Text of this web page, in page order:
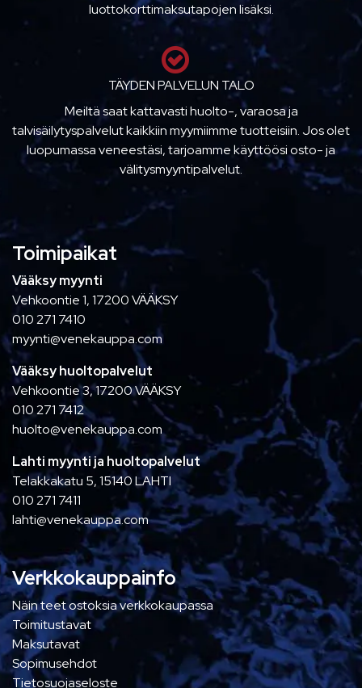
luottokorttimaksutapojen lisäksi.
TÄYDEN PALVELUN TALO
Meiltä saat kattavasti huolto-, varaosa ja
talvisäilytyspalvelut kaikkiin myymiimme tuotteisiin. Jos olet
luopumassa veneestäsi, tarjoamme käyttöösi osto- ja
välitysmyyntipalvelut.
Toimipaikat
Vääksy myynti
Vehkoontie 1, 17200 VÄÄKSY
010 271 7410
myynti@venekauppa.com
Vääksy huoltopalvelut
Vehkoontie 3, 17200 VÄÄKSY
010 271 7412
huolto@venekauppa.com
Lahti myynti ja huoltopalvelut
Telakkakatu 5, 15140 LAHTI
010 271 7411
lahti@venekauppa.com
Verkkokauppainfo
Näin teet ostoksia verkkokaupassa
Toimitustavat
Maksutavat
Sopimusehdot
Tietosuojaseloste